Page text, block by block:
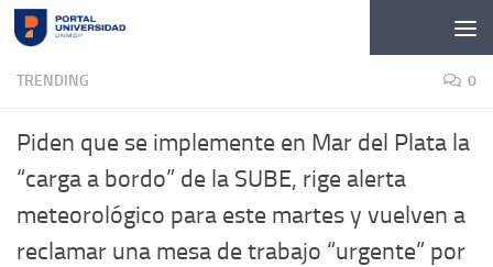
Skip to content
TRENDING 0
Piden que se implemente en Mar del Plata la
“carga a bordo” de la SUBE, rige alerta
meteorológico para este martes y vuelven a
reclamar una mesa de trabajo “urgente” por